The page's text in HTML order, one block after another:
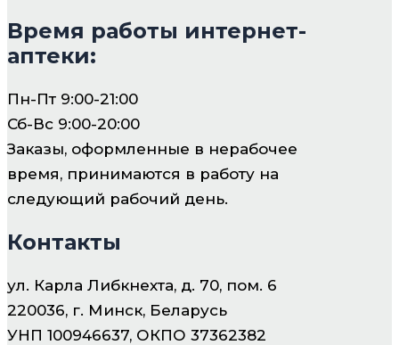
Время работы интернет-
аптеки:
Пн-Пт 9:00-21:00
Сб-Вс 9:00-20:00
Заказы, оформленные в нерабочее
время, принимаются в работу на
следующий рабочий день.
Контакты
ул. Карла Либкнехта, д. 70, пом. 6
220036, г. Минск, Беларусь
УНП 100946637, ОКПО 37362382